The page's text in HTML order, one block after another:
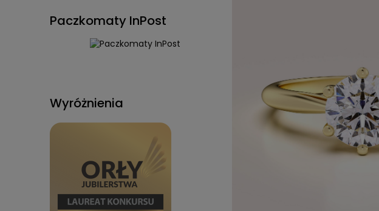
Paczkomaty InPost
Wyróżnienia